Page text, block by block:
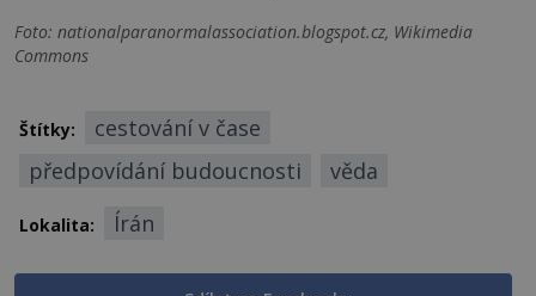
Foto: nationalparanormalassociation.blogspot.cz, Wikimedia
Commons
Štítky:
cestování v čase
předpovídání budoucnosti
věda
Lokalita: Írán